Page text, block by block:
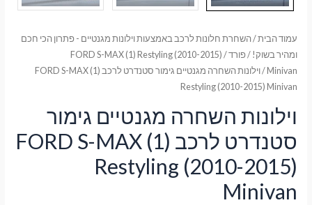
עמוד הבית/השחרת חלונות לרכב באמצעות וילונות מגנטיים - פתרון הכי חכם
ומהיר בשוק! /פורד/
FORD S-MAX (1) Restyling (2010-2015)
Minivan
/ וילונות השחרה מגנטיים גימור סטנדרט לרכב FORD S-MAX (1)
Restyling (2010-2015) Minivan
וילונות השחרה מגנטיים גימור
סטנדרט לרכב FORD S-MAX (1)
Restyling (2010-2015)
Minivan